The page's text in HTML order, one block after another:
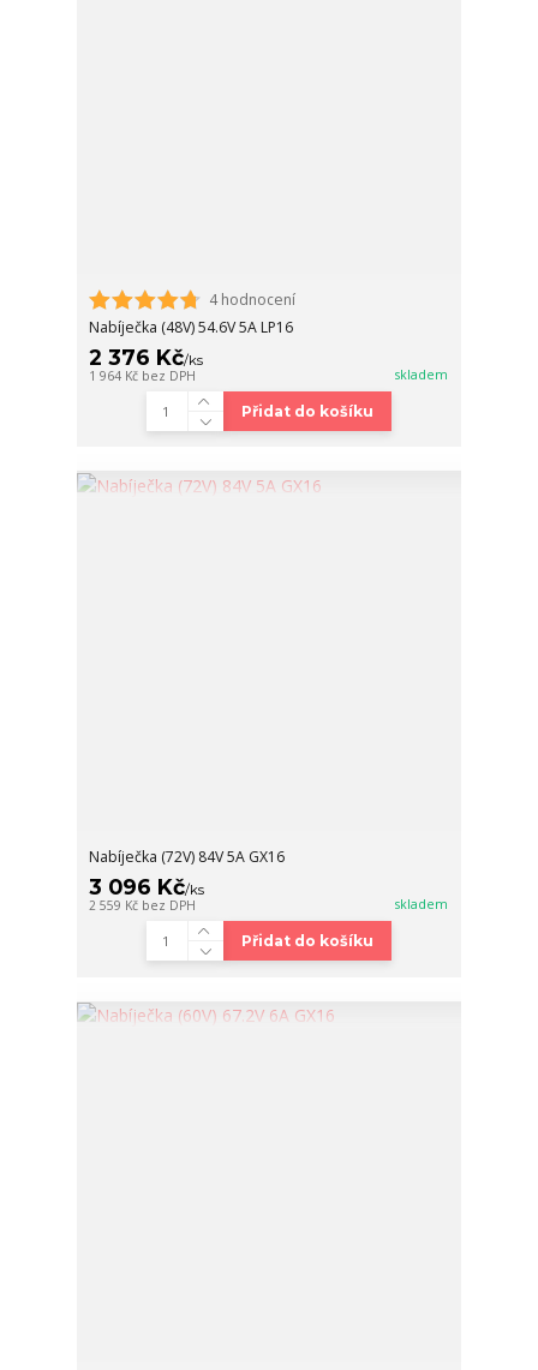
4 hodnocení
Nabíječka (48V) 54.6V 5A LP16
2 376 Kč/ks
1 964 Kč bez DPH skladem
Přidat do košíku
Nabíječka (72V) 84V 5A GX16
3 096 Kč/ks
2 559 Kč bez DPH skladem
Přidat do košíku